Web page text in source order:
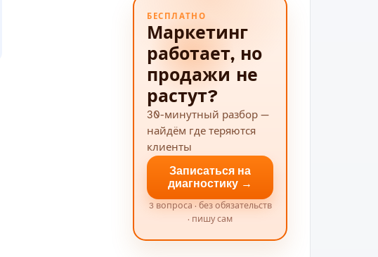
БЕСПЛАТНО
Маркетинг
работает, но
продажи не
растут?
30-минутный разбор —
найдём где теряются
клиенты
Записаться на
диагностику →
3 вопроса · без обязательств
· пишу сам